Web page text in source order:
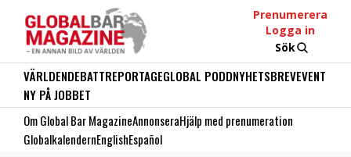
Prenumerera
Logga in
Sök
VÄRLDENDEBATTREPORTAGEGLOBAL PODDNYHETSBREVEVENT
NY PÅ JOBBET
Om Global Bar MagazineAnnonseraHjälp med prenumeration
GlobalkalendernEnglishEspañol